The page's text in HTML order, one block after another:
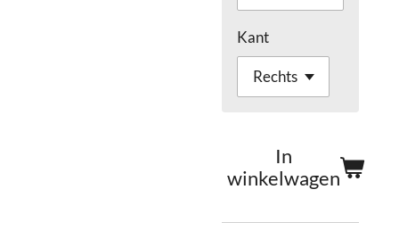
Kant
In
winkelwagen